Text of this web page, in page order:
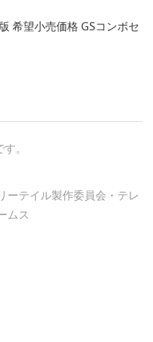
小売価格 GSコンボセ
。
ーテイル製作委員会・テレ
ムス